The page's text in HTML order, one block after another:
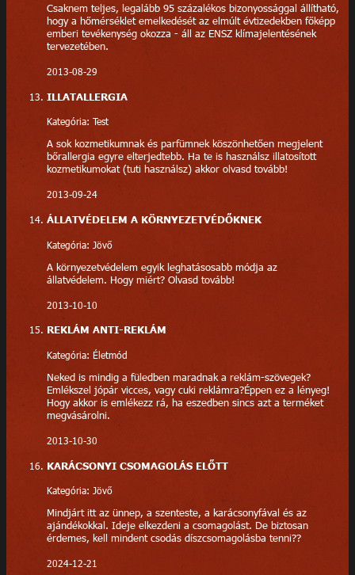
Csaknem teljes, legalább 95 százalékos bizonyossággal állítható,
hogy a hőmérséklet emelkedését az elmúlt évtizedekben főképp
emberi tevékenység okozza - áll az ENSZ klímajelentésének
tervezetében.
2013-08-29
ILLATALLERGIA
Kategória: Test
A sok kozmetikumnak és parfümnek köszönhetően megjelent
bőrallergia egyre elterjedtebb. Ha te is használsz illatosított
kozmetikumokat (tuti használsz) akkor olvasd tovább!
2013-09-24
ÁLLATVÉDELEM A KÖRNYEZETVÉDŐKNEK
Kategória: Jövő
A környezetvédelem egyik leghatásosabb módja az
állatvédelem. Hogy miért? Olvasd tovább!
2013-10-10
REKLÁM ANTI-REKLÁM
Kategória: Életmód
Neked is mindig a füledben maradnak a reklám-szövegek?
Emlékszel jópár vicces, vagy cuki reklámra?Éppen ez a lényeg!
Hogy akkor is emlékezz rá, ha eszedben sincs azt a terméket
megvásárolni.
2013-10-30
KARÁCSONYI CSOMAGOLÁS ELŐTT
Kategória: Jövő
Mindjárt itt az ünnep, a szenteste, a karácsonyfával és az
ajándékokkal. Ideje elkezdeni a csomagolást. De biztosan
érdemes, kell mindent csodás díszcsomagolásba tenni??
2024-12-21